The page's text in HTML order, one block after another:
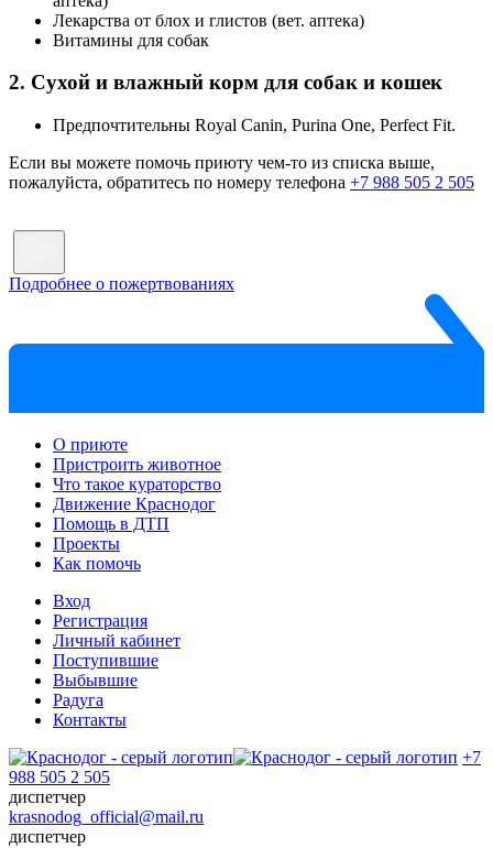
Лекарства от блох и глистов (вет. аптека)
Витамины для собак
2. Сухой и влажный корм для собак и кошек
Предпочтительны Royal Canin, Purina One, Perfect Fit.
Если вы можете помочь приюту чем-то из списка выше,
пожалуйста, обратитесь по номеру телефона +7 988 505 2 505
Подробнее о пожертвованиях
О приюте
Пристроить животное
Что такое кураторство
Движение Краснодог
Помощь в ДТП
Проекты
Как помочь
Вход
Регистрация
Личный кабинет
Поступившие
Выбывшие
Радуга
Контакты
+7
988 505 2 505
диспетчер
krasnodog_official@mail.ru
диспетчер